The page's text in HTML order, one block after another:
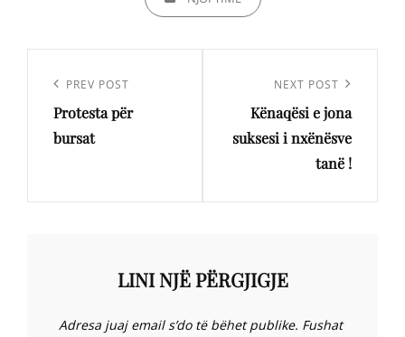
postimet
Previous
Post
PREV POST
Protesta për
bursat
Post
NEXT POST
Kënaqësi e jona
suksesi i nxënësve
tanë !
LINI NJË PËRGJIGJE
Adresa juaj email s’do të bëhet publike. Fushat